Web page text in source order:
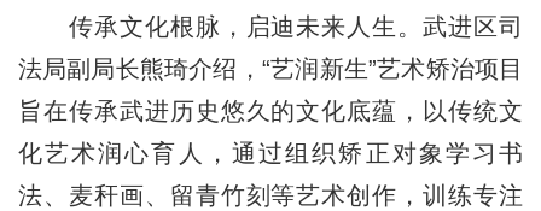
传承文化根脉，启迪未来人生。武进区司
法局副局长熊琦介绍，“艺润新生”艺术矫治项目
旨在传承武进历史悠久的文化底蕴，以传统文
化艺术润心育人，通过组织矫正对象学习书
法、麦秆画、留青竹刻等艺术创作，训练专注